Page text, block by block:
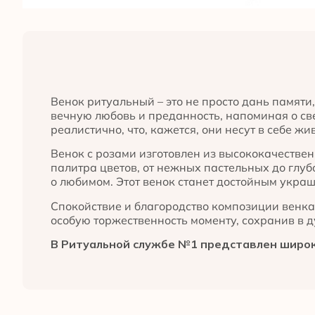
Венок ритуальный – это не просто дань
вечную любовь и преданность, напоминая о
реалистично, что, кажется, они несут в себе
Венок с розами изготовлен из
палитра цветов, от нежных пастельных до
о любимом. Этот венок станет достойным
Спокойствие и благородство композиции
особую торжественность моменту, сохранив
В Ритуальной службе №1 представлен